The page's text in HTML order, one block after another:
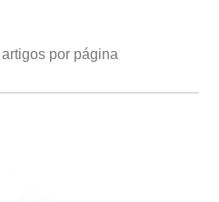
artigos por página